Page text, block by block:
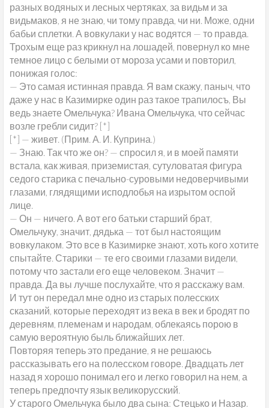
разных водяных и лесных чертяках, за видьм и за
видьмаков, я не знаю, чи тому правда, чи ни. Може, одни
бабьи сплетки. А вовкулаки у нас водятся — то правда.
Трохым еще раз крикнул на лошадей, повернул ко мне
темное лицо с белыми от мороза усами и повторил,
понижая голос:
— Это самая истинная правда. Я вам скажу, паныч, что
даже у нас в Казимирке один раз такое трапилосъ, Вы
ведь знаете Омельчука? Ивана Омельчука, что сейчас
возле гребли сидит? [*]
[*] — живет. (Прим. А. И. Куприна.)
— Знаю. Так что же он? — спросил я, и в моей памяти
встала, как живая, приземистая, сутуловатая фигура
седого старика с печально-суровыми недоверчивыми
глазами, глядящими исподлобья на изрытом оспой
лице.
— Он — ничего. А вот его батьки старший брат,
Омельчуку, значит, дядька — тот был настоящим
вовкулаком. Это все в Казимирке знают, хоть кого хотите
спытайте. Старики — те его своими глазами видели,
потому что застали его еще человеком. Значит —
правда. Да вы лучше послухайте, что я расскажу вам.
И тут он передал мне одно из старых полесских
сказаний, которые переходят из века в век и бродят по
деревням, племенам и народам, облекаясь порою в
самую вероятную быль ближайших лет.
Повторяя теперь это предание, я не решаюсь
рассказывать его на полесском говоре. Двадцать лет
назад я хорошо понимал его и легко говорил на нем, а
теперь предпочту язык великорусский.
У старого Омельчука было два сына: Стецько и Назар.